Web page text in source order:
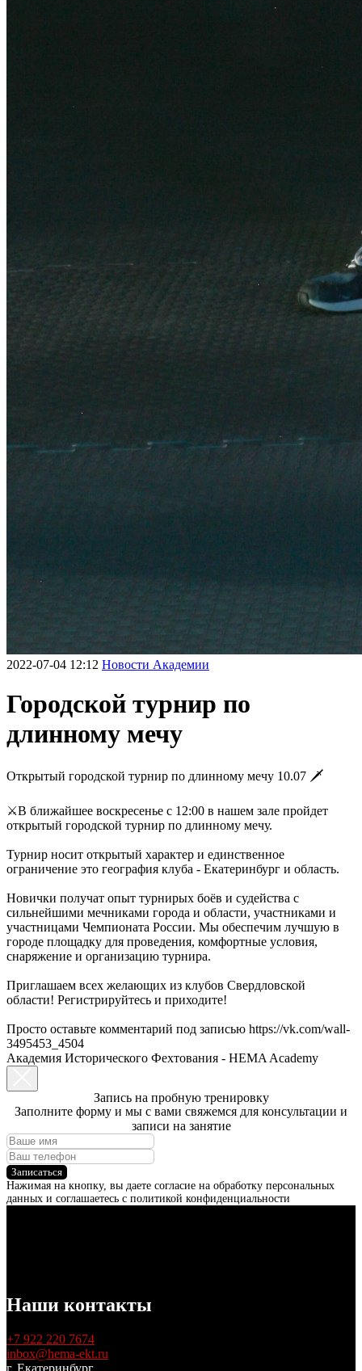
2022-07-04 12:12 Новости Академии
Городской турнир по
длинному мечу
Открытый городской турнир по длинному мечу 10.07 🗡️
⚔️В ближайшее воскресенье с 12:00 в нашем зале пройдет
открытый городской турнир по длинному мечу.
Турнир носит открытый характер и единственное
ограничение это география клуба - Екатеринбург и область.
Новички получат опыт турнирых боёв и судейства с
сильнейшими мечниками города и области, участниками и
участницами Чемпионата России. Мы обеспечим лучшую в
городе площадку для проведения, комфортные условия,
снаряжение и организацию турнира.
Приглашаем всех желающих из клубов Свердловской
области! Регистрируйтесь и приходите!
Просто оставьте комментарий под записью https://vk.com/wall-
3495453_4504
Академия Исторического Фехтования - HEMA Academy
Запись на пробную тренировку
Заполните форму и мы с вами свяжемся для консультации и
записи на занятие
Записаться
Нажимая на кнопку, вы даете согласие на обработку персональных
данных и соглашаетесь c политикой конфиденциальности
Наши контакты
+7 922 220 7674
inbox@hema-ekt.ru
г. Екатеринбург,